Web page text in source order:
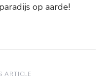
op aarde!
ARTICLE